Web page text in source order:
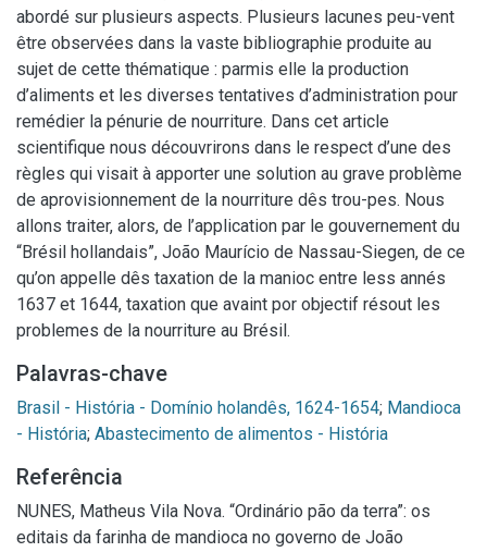
abordé sur plusieurs aspects. Plusieurs lacunes peu-vent
être observées dans la vaste bibliographie produite au
sujet de cette thématique : parmis elle la production
d’aliments et les diverses tentatives d’administration pour
remédier la pénurie de nourriture. Dans cet article
scientifique nous découvrirons dans le respect d’une des
règles qui visait à apporter une solution au grave problème
de aprovisionnement de la nourriture dês trou-pes. Nous
allons traiter, alors, de l’application par le gouvernement du
“Brésil hollandais”, João Maurício de Nassau-Siegen, de ce
qu’on appelle dês taxation de la manioc entre less annés
1637 et 1644, taxation que avaint por objectif résout les
problemes de la nourriture au Brésil.
Palavras-chave
Brasil - História - Domínio holandês, 1624-1654; Mandioca
- História; Abastecimento de alimentos - História
Referência
NUNES, Matheus Vila Nova. “Ordinário pão da terra”: os
editais da farinha de mandioca no governo de João